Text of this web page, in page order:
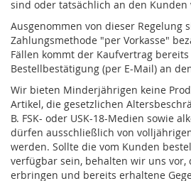
sind oder tatsächlich an den Kunden
Ausgenommen von dieser Regelung
Zahlungsmethode "per Vorkasse"
Fällen kommt der Kaufvertrag
Bestellbestätigung (per E-Mail) an
Wir bieten Minderjährigen keine
Artikel, die gesetzlichen
B. FSK- oder USK-18-Medien sowie
dürfen ausschließlich von
werden. Sollte die vom Kunden
verfügbar sein, behalten wir uns vor,
erbringen und bereits erhaltene